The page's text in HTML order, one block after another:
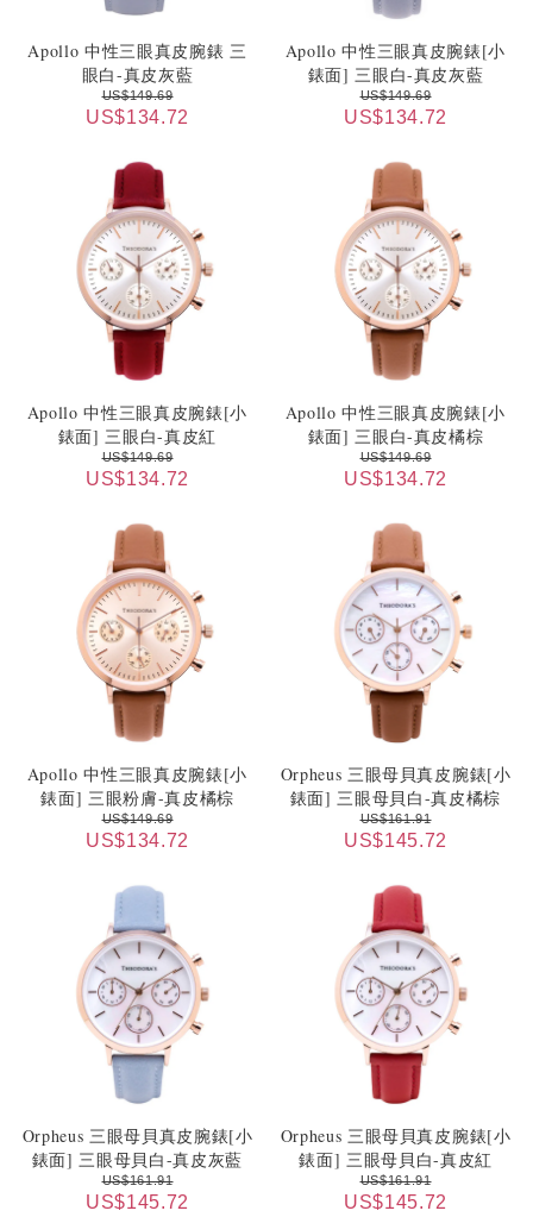
Apollo 中性三眼真皮腕錶 三
眼白-真皮灰藍
US$149.69
US$134.72
Apollo 中性三眼真皮腕錶[小
錶面] 三眼白-真皮灰藍
US$149.69
US$134.72
Apollo 中性三眼真皮腕錶[小
錶面] 三眼白-真皮紅
US$149.69
US$134.72
Apollo 中性三眼真皮腕錶[小
錶面] 三眼白-真皮橘棕
US$149.69
US$134.72
Apollo 中性三眼真皮腕錶[小
錶面] 三眼粉膚-真皮橘棕
US$149.69
US$134.72
Orpheus 三眼母貝真皮腕錶[小
錶面] 三眼母貝白-真皮橘棕
US$161.91
US$145.72
Orpheus 三眼母貝真皮腕錶[小
錶面] 三眼母貝白-真皮灰藍
US$161.91
US$145.72
Orpheus 三眼母貝真皮腕錶[小
錶面] 三眼母貝白-真皮紅
US$161.91
US$145.72